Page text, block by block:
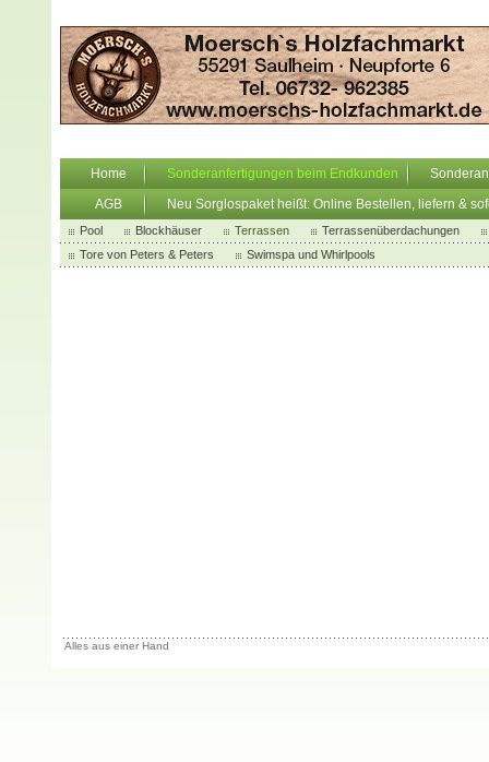
Home Sonderanfertigungen beim Endkunden
AGB
Neu Sorglospaket heißt: Online Bestellen, liefern &
Pool Blockhäuser Terrassen
Terrassenüberdachungen
Tore von Peters & Peters
Swimspa und Whirlpools
Alles aus einer Hand